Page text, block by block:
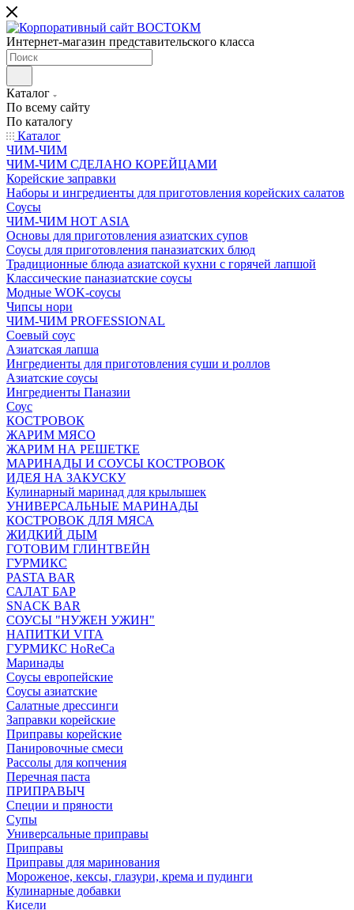
Интернет-магазин представительского класса
Каталог
По всему сайту
По каталогу
Каталог
ЧИМ-ЧИМ
ЧИМ-ЧИМ СДЕЛАНО КОРЕЙЦАМИ
Корейские заправки
Наборы и ингредиенты для приготовления корейских салатов
Соусы
ЧИМ-ЧИМ HOT ASIA
Основы для приготовления азиатских супов
Соусы для приготовления паназиатских блюд
Традиционные блюда азиатской кухни с горячей лапшой
Классические паназиатские соусы
Модные WOK-соусы
Чипсы нори
ЧИМ-ЧИМ PROFESSIONAL
Соевый соус
Азиатская лапша
Ингредиенты для приготовления суши и роллов
Азиатские соусы
Ингредиенты Паназии
Соус
КОСТРОВОК
ЖАРИМ МЯСО
ЖАРИМ НА РЕШЕТКЕ
МАРИНАДЫ И СОУСЫ КОСТРОВОК
ИДЕЯ НА ЗАКУСКУ
Кулинарный маринад для крылышек
УНИВЕРСАЛЬНЫЕ МАРИНАДЫ
КОСТРОВОК ДЛЯ МЯСА
ЖИДКИЙ ДЫМ
ГОТОВИМ ГЛИНТВЕЙН
ГУРМИКС
PASTA BAR
САЛАТ БАР
SNACK BAR
СОУСЫ "НУЖЕН УЖИН"
НАПИТКИ VITA
ГУРМИКС HoReCa
Маринады
Соусы европейские
Соуcы азиатские
Салатные дрессинги
Заправки корейские
Приправы корейские
Панировочные смеси
Рассолы для копчения
Перечная паста
ПРИПРАВЫЧ
Специи и пряности
Супы
Универсальные приправы
Приправы
Приправы для маринования
Мороженое, кексы, глазури, крема и пудинги
Кулинарные добавки
Кисели